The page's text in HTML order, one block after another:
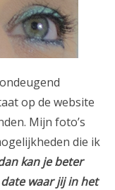
op de website
Mijn foto’s
die ik
kan je beter
waar jij in het